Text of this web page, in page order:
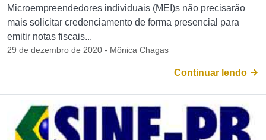
Microempreendedores individuais (MEI)s não precisarão
mais solicitar credenciamento de forma presencial para
emitir notas fiscais...
29 de dezembro de 2020 - Mônica Chagas
Continuar lendo